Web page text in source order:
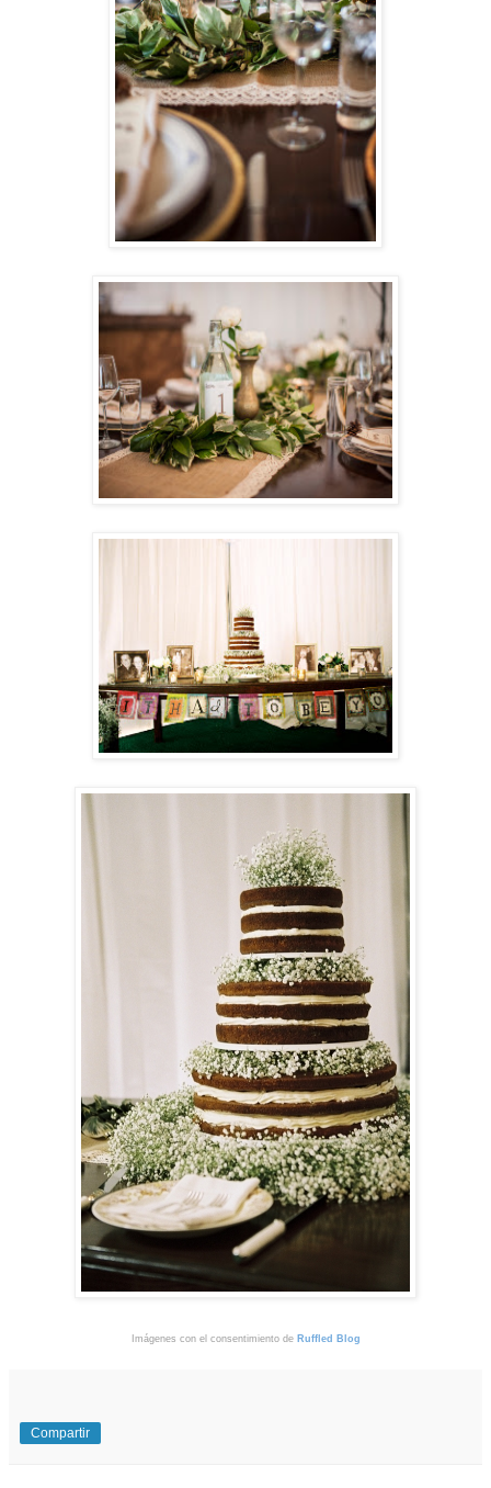
Imágenes con el consentimiento de Ruffled Blog
Compartir